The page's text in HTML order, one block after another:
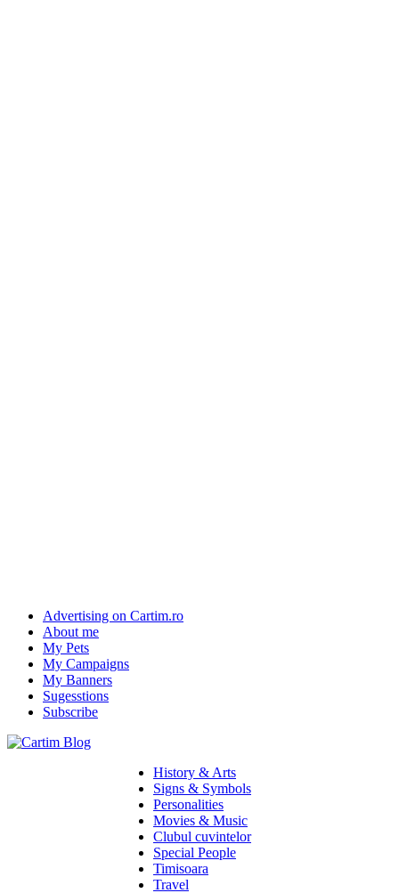
Advertising on Cartim.ro
About me
My Pets
My Campaigns
My Banners
Sugesstions
Subscribe
History & Arts
Signs & Symbols
Personalities
Movies & Music
Clubul cuvintelor
Special People
Timisoara
Travel